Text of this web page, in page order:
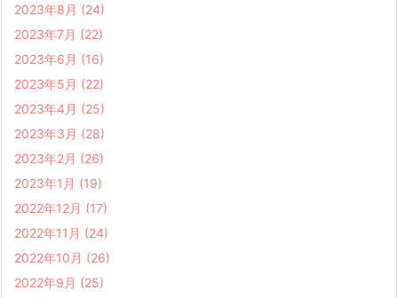
2023年8月 (24)
2023年7月 (22)
2023年6月 (16)
2023年5月 (22)
2023年4月 (25)
2023年3月 (28)
2023年2月 (26)
2023年1月 (19)
2022年12月 (17)
2022年11月 (24)
2022年10月 (26)
2022年9月 (25)